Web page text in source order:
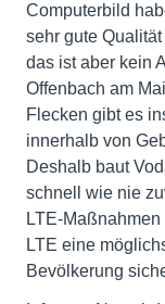
Computerbild
sehr gute Qualität
das ist aber kein
Offenbach am
Flecken gibt es
innerhalb von
Deshalb baut
schnell wie nie
LTE-
LTE eine
Bevölkerung